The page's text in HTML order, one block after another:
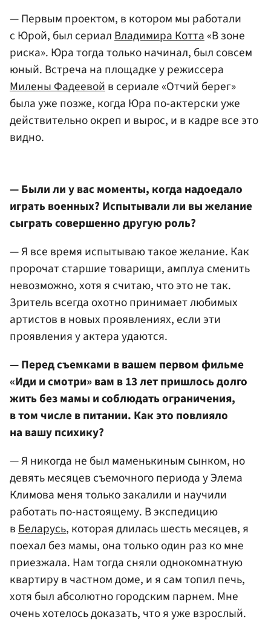
— Первым проектом, в котором мы работали
с Юрой, был сериалВладимира Котта«В зоне
риска». Юра тогда только начинал, был совсем
юный. Встреча на площадке у режиссера
Милены Фадеевойв сериале «Отчий берег»
была уже позже, когда Юра по-актерски уже
действительно окреп и вырос, и в кадре все это
видно.
— Были ли у вас моменты, когда надоедало
играть военных? Испытывали ли вы желание
сыграть совершенно другую роль?
— Я все время испытываю такое желание. Как
пророчат старшие товарищи, амплуа сменить
невозможно, хотя я считаю, что это не так.
Зритель всегда охотно принимает любимых
артистов в новых проявлениях, если эти
проявления у актера удаются.
— Перед съемками в вашем первом фильме
«Иди и смотри» вам в 13 лет пришлось долго
жить без мамы и соблюдать ограничения,
в том числе в питании. Как это повлияло
на вашу психику?
— Я никогда не был маменькиным сынком, но
девять месяцев съемочного периода у Элема
Климова меня только закалили и научили
работать по-настоящему. В экспедицию
вБеларусь, которая длилась шесть месяцев, я
поехал без мамы, она только один раз ко мне
приезжала. Нам тогда сняли однокомнатную
квартиру в частном доме, и я сам топил печь,
хотя был абсолютно городским парнем. Мне
очень хотелось доказать, что я уже взрослый.